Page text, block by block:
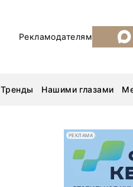
Рекламодателям
Тренды Нашими глазами
Уголь России и Майнинг
РЕКЛАМА